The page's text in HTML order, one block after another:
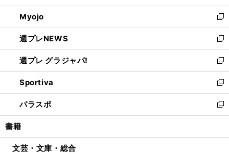
開
く
ウ
で
開
く
ン
ド
ウ
で
開
く
ウ
ィ
ン
ド
ウ
で
開
く
Myojo
新
し
い
ウ
ィ
ン
ド
ウ
で
開
週プレNEWS
新
し
い
ウ
ィ
ン
ド
ウ
開
週プレ グラジャパ!
新
し
い
ウ
ィ
ン
ウ
Sportiva
新
し
い
ウ
ン
パラスポ
新
し
ウ
書籍
文芸・文庫・総合